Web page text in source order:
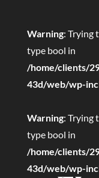
Warning: Trying
type bool in
/home/clients/
43d/web/wp-
Warning: Trying
type bool in
/home/clients/
43d/web/wp-